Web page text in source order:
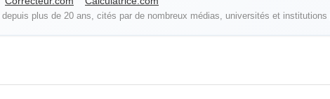
plus de 20 ans, cités par de nombreux médias, universités et institutions